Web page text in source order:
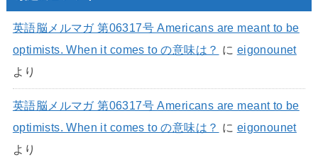
英語脳メルマガ 第06317号 Americans are meant to be
optimists. When it comes to の意味は？ に eigonounet
より
英語脳メルマガ 第06317号 Americans are meant to be
optimists. When it comes to の意味は？ に eigonounet
より